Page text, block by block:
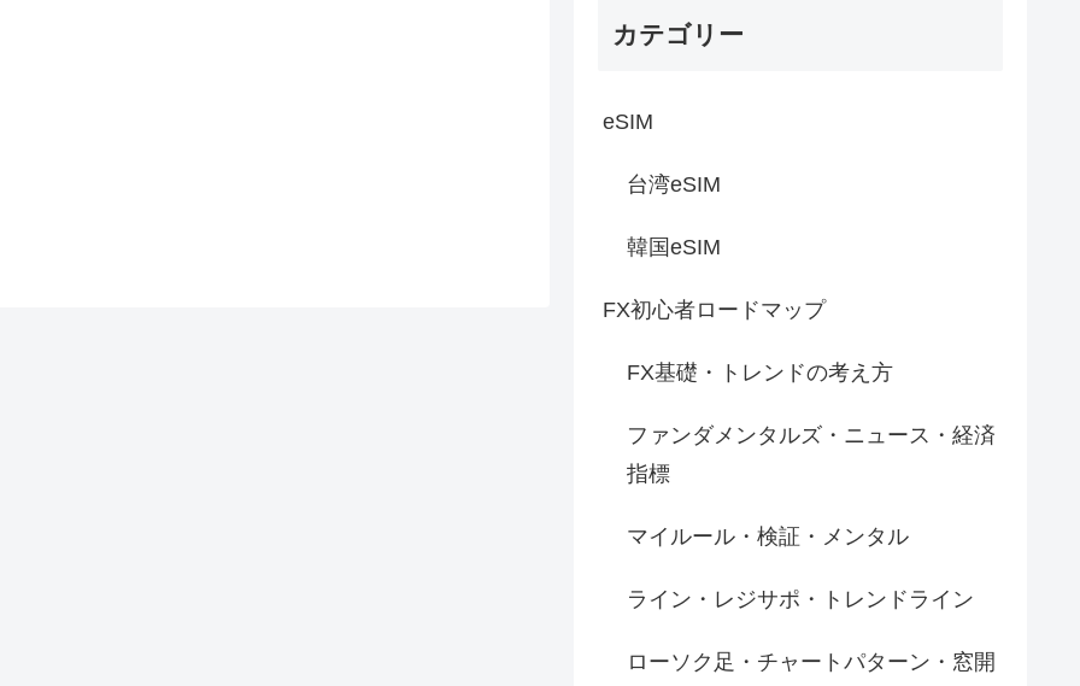
カテゴリー
eSIM
台湾eSIM
韓国eSIM
FX初心者ロードマップ
FX基礎・トレンドの考え方
ファンダメンタルズ・ニュース・経済
指標
マイルール・検証・メンタル
ライン・レジサポ・トレンドライン
ローソク足・チャートパターン・窓開